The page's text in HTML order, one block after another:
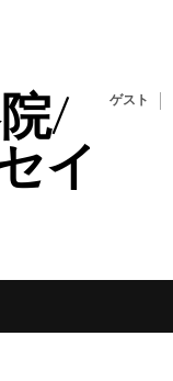
/
イ
ゲスト